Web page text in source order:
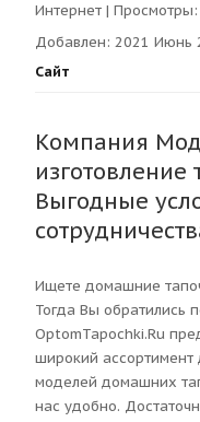
Интернет | Просмотры:
Добавлен: 2021 Июнь
Сайт
Компания
изготовление
Выгодные
Ищете домашние
Тогда Вы обратились
OptomTapochki.Ru
широкий
моделей домашних
нас удобно.